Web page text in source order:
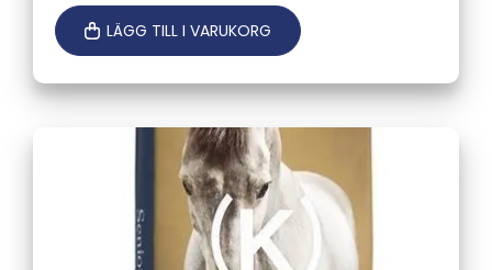
LÄGG TILL I VARUKORG